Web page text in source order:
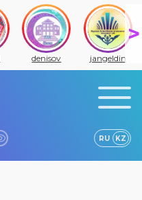
denisov jangeldin
RU KZ